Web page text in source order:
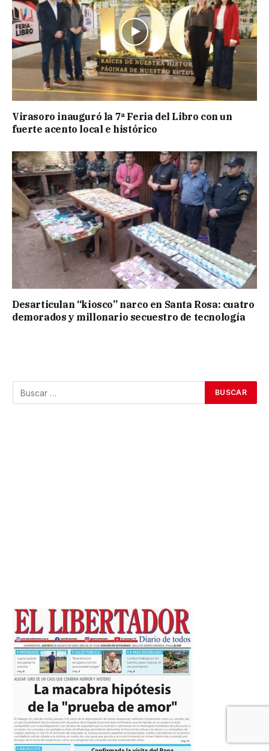
Virasoro inauguró la 7ª Feria del Libro con un
fuerte acento local e histórico
Desarticulan “kiosco” narco en Santa Rosa: cuatro
demorados y millonario secuestro de tecnología